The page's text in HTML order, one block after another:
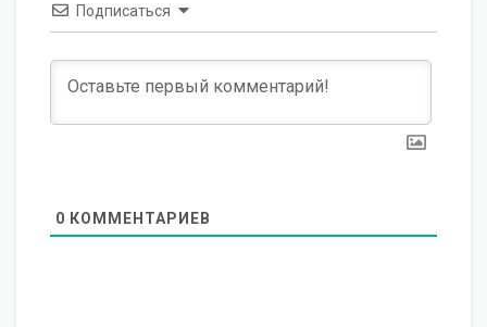
Подписаться
0 КОММЕНТАРИЕВ